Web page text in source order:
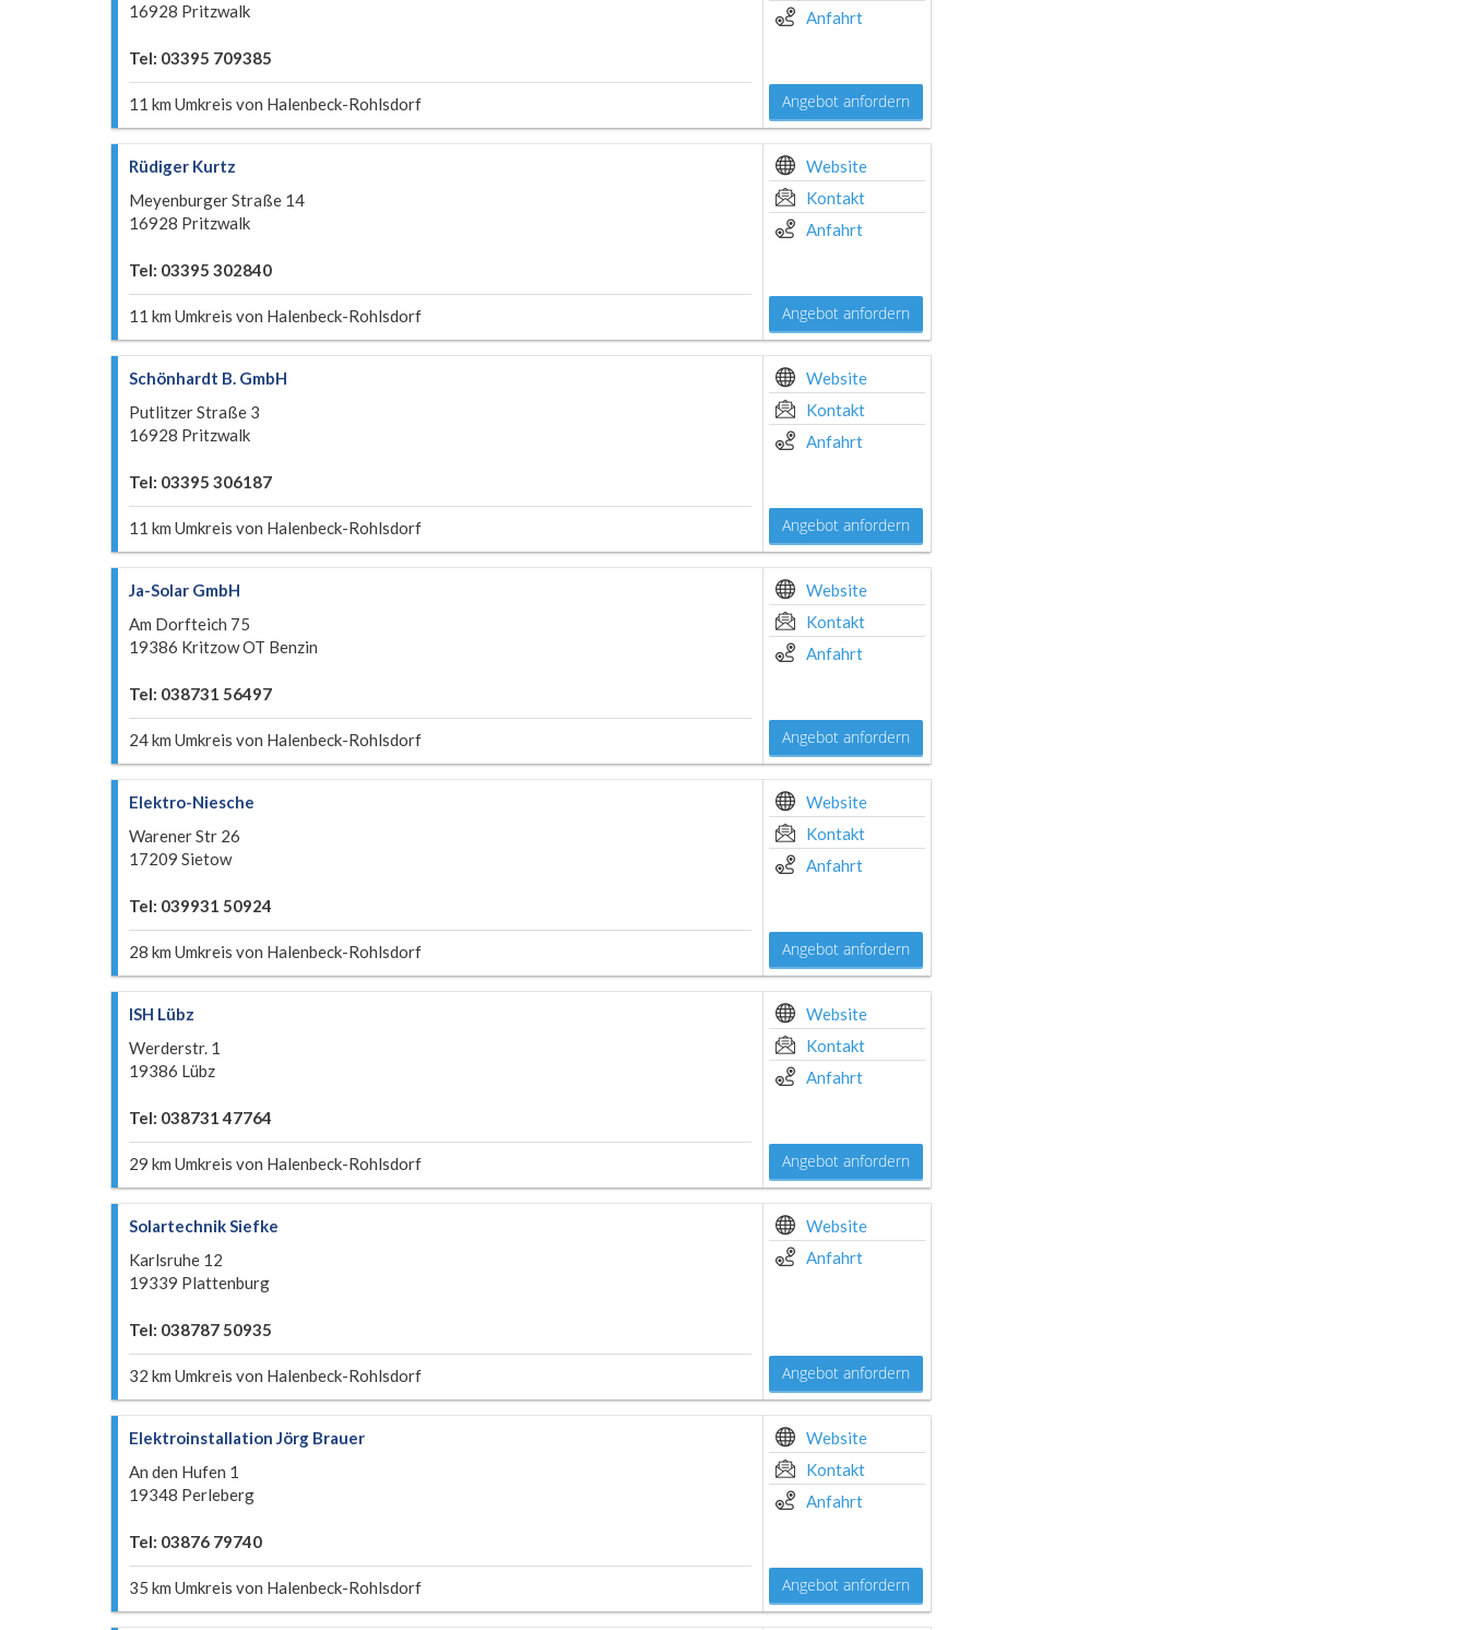
16928 Pritzwalk
Tel: 03395 709385
11 km Umkreis von Halenbeck-Rohlsdorf
Anfahrt
Angebot anfordern
Rüdiger Kurtz
Meyenburger Straße 14
16928 Pritzwalk
Tel: 03395 302840
11 km Umkreis von Halenbeck-Rohlsdorf
Website
Kontakt
Anfahrt
Angebot anfordern
Schönhardt B. GmbH
Putlitzer Straße 3
16928 Pritzwalk
Tel: 03395 306187
11 km Umkreis von Halenbeck-Rohlsdorf
Website
Kontakt
Anfahrt
Angebot anfordern
Ja-Solar GmbH
Am Dorfteich 75
19386 Kritzow OT Benzin
Tel: 038731 56497
24 km Umkreis von Halenbeck-Rohlsdorf
Website
Kontakt
Anfahrt
Angebot anfordern
Elektro-Niesche
Warener Str 26
17209 Sietow
Tel: 039931 50924
28 km Umkreis von Halenbeck-Rohlsdorf
Website
Kontakt
Anfahrt
Angebot anfordern
ISH Lübz
Werderstr. 1
19386 Lübz
Tel: 038731 47764
29 km Umkreis von Halenbeck-Rohlsdorf
Website
Kontakt
Anfahrt
Angebot anfordern
Solartechnik Siefke
Karlsruhe 12
19339 Plattenburg
Tel: 038787 50935
32 km Umkreis von Halenbeck-Rohlsdorf
Website
Anfahrt
Angebot anfordern
Elektroinstallation Jörg Brauer
An den Hufen 1
19348 Perleberg
Tel: 03876 79740
35 km Umkreis von Halenbeck-Rohlsdorf
Website
Kontakt
Anfahrt
Angebot anfordern